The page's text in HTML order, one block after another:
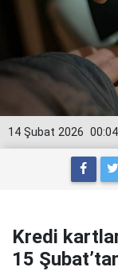
00:04
14 Şubat 2026
Kredi
15